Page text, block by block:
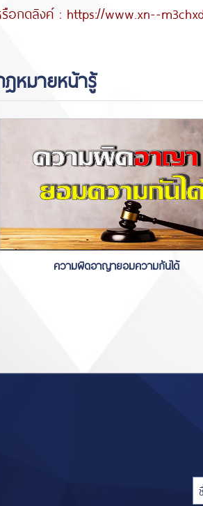
อกดลิงค์ : https://www.xn--
หมายหน้ารู้
ความผิดอาญายอมความกันได้